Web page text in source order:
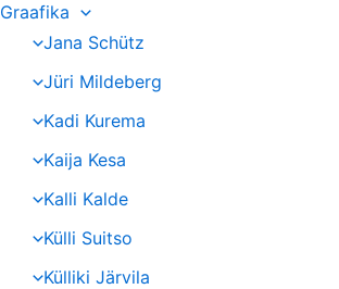
Graafika
Jana Schütz
Jüri Mildeberg
Kadi Kurema
Kaija Kesa
Kalli Kalde
Külli Suitso
Külliki Järvila